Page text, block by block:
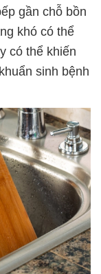
gần chỗ bồn
khó có thể
có thể khiến
sinh bệnh